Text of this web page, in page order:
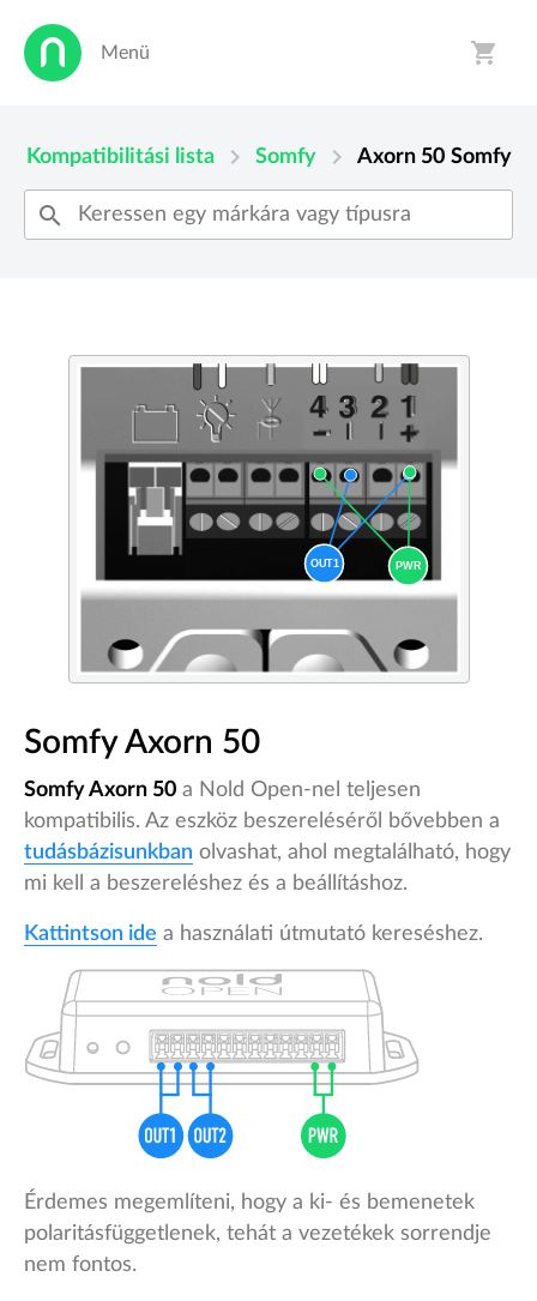
Menü shopping_cart
Kompatibilitási lista chevron_right Somfy chevron_right Axorn 50 Somfy
search
Somfy Axorn 50
Somfy Axorn 50 a Nold Open-nel teljesen
kompatibilis. Az eszköz beszereléséről bővebben a
tudásbázisunkban olvashat, ahol megtalálható, hogy
mi kell a beszereléshez és a beállításhoz.
Kattintson ide a használati útmutató kereséshez.
Érdemes megemlíteni, hogy a ki- és bemenetek
polaritásfüggetlenek, tehát a vezetékek sorrendje
nem fontos.